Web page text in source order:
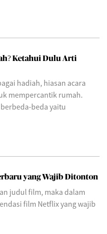
Ketahui Dulu Arti
hadiah, hiasan acara
mempercantik rumah.
beda yaitu
yang Wajib Ditonton
judul film, maka dalam
film Netflix yang wajib